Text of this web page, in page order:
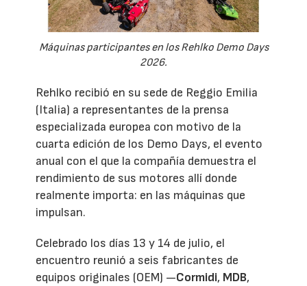
Máquinas participantes en los Rehlko Demo Days
2026.
Rehlko recibió en su sede de Reggio Emilia
(Italia) a representantes de la prensa
especializada europea con motivo de la
cuarta edición de los Demo Days, el evento
anual con el que la compañía demuestra el
rendimiento de sus motores allí donde
realmente importa: en las máquinas que
impulsan.
Celebrado los días 13 y 14 de julio, el
encuentro reunió a seis fabricantes de
equipos originales (OEM) —Cormidi, MDB,